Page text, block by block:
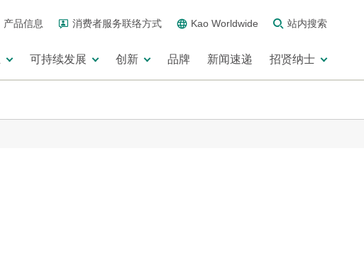
产品信息 消费者服务联络方式 Kao Worldwide 站内搜索
可持续发展 创新 品牌 新闻速递 招贤纳士